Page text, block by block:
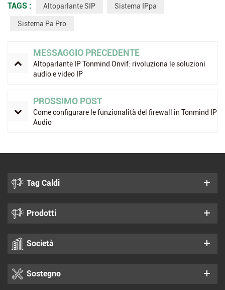
TAGS : Altoparlante SIP Sistema IPpa
Sistema Pa Pro
MESSAGGIO PRECEDENTE
Altoparlante IP Tonmind Onvif: rivoluziona le soluzioni
audio e video IP
PROSSIMO POST
Come configurare le funzionalità del firewall in Tonmind IP
Audio
Tag Caldi
Prodotti
Società
Sostegno